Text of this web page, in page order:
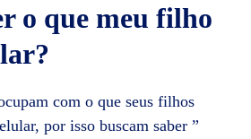
o que meu filho
com o que seus filhos
por isso buscam saber ”